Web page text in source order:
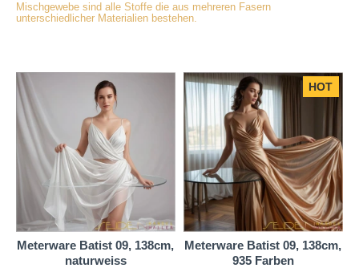
Mischgewebe sind alle Stoffe die aus mehreren Fasern
unterschiedlicher Materialien bestehen.
Meterware Batist 09, 138cm,
naturweiss
HOT
Meterware Batist 09, 138cm,
935 Farben